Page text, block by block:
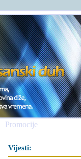
Promocije
Vijesti: